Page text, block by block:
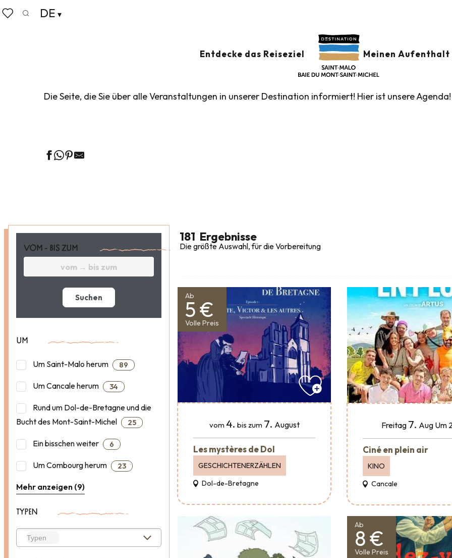
Aller
au
DE
Entdecke das Reiseziel Meinen
Startseite
VERANSTALTUNGSKALENDERAjouter
Die Seite, die Sie über alle Veranstaltungen in unserer Destination informiert! Hier ist unsere Agenda!
VOM - BIS ZUM
Suchen
UM
Um Saint-Malo herum 89
Um Cancale herum 34
Rund um Dol-de-Bretagne und die
Bucht des Mont-Saint-Michel
25
Ein bisschen weiter 6
Um Combourg herum 23
Mehr anzeigen (9)
TYPEN
181 Ergebnisse
Die größte Auswahl, für die Vorbereitung
Ab
5 €
Volle Preis
vom 4. bis zum 7. August
Les mystères de Dol
GESCHICHTENERZÄHLEN
Dol-de-Bretagne
Freitag 7. Aug Um
Ciné en plein air
KINO
Cancale
Ab
8 €
Volle Preis